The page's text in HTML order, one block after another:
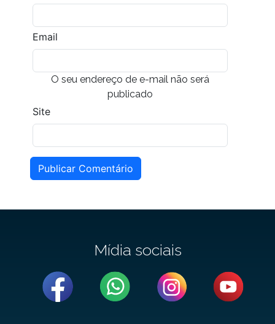
Email
O seu endereço de e-mail não será
publicado
Site
Publicar Comentário
Mídia sociais